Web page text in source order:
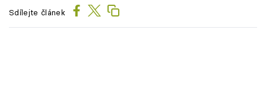
Sdílejte článek